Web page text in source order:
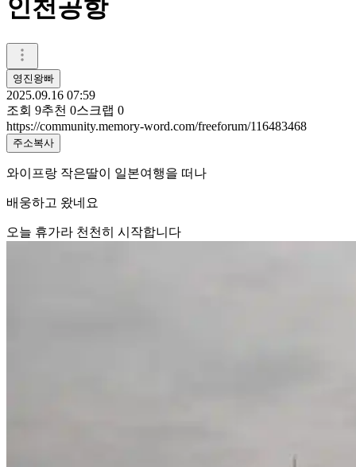
인천공항
영진왕빠
2025.09.16 07:59
조회 9추천 0스크랩 0
https://community.memory-word.com/freeforum/116483468
주소복사
와이프랑 작은딸이 일본여행을 떠나
배웅하고 왔네요
오늘 휴가라 천천히 시작합니다